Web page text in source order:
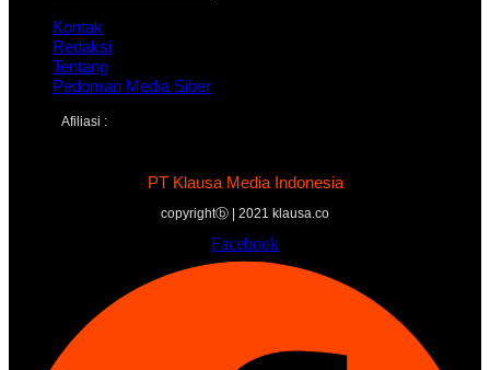
Kontak
Redaksi
Tentang
Pedoman Media Siber
Afiliasi :
PT Klausa Media Indonesia
copyrightⓑ | 2021 klausa.co
Facebook